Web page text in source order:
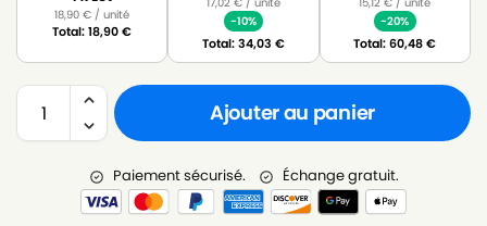
18,90€ / unité
Total:18,90€
-10%
Total:34,03 €
-20%
Total:60,48€
Ajouter au panier
Paiement sécurisé. Échange gratuit.